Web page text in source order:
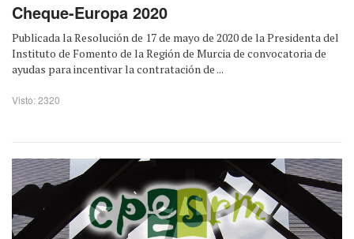
Cheque-Europa 2020
Publicada la Resolución de 17 de mayo de 2020 de la Presidenta del
Instituto de Fomento de la Región de Murcia de convocatoria de
ayudas para incentivar la contratación de ...
Visto: 2320